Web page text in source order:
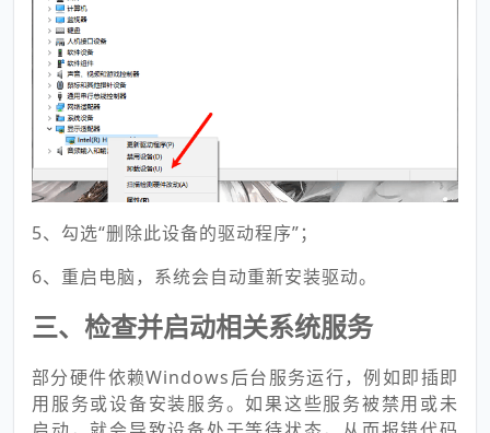
5、勾选“删除此设备的驱动程序”；
6、重启电脑，系统会自动重新安装驱动。
三、检查并启动相关系统服务
部分硬件依赖Windows后台服务运行，例如即插即
用服务或设备安装服务。如果这些服务被禁用或未